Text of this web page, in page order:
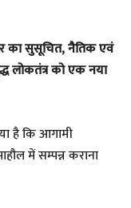
का सुसूचित, नैतिक एवं
लोकतंत्र को एक नया
है कि आगामी
में सम्पन्न कराना